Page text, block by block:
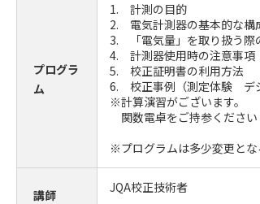
プログラ
ム
1. 計測の目的
2. 電気計測器の基本的な構
3. 「電気量」を取り扱う際
4. 計測器使用時の注意事項
5. 校正証明書の利用方法
6. 校正事例（測定体験 デ
※計算演習がございます。
関数電卓をご持参ください
※プログラムは多少変更と
講師 JQA校正技術者